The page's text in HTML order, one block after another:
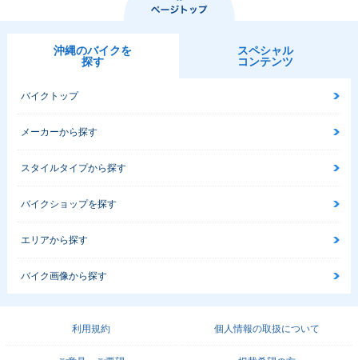
沖縄のバイクを
探す
スペシャル
コンテンツ
バイクトップ
メーカーから探す
スタイルタイプから探す
バイクショップを探す
エリアから探す
バイク画像から探す
利用規約 個人情報の取扱について